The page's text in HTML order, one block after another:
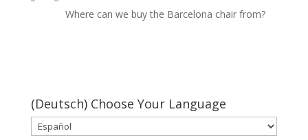
Where can we buy the Barcelona chair from?
(Deutsch) Choose Your Language